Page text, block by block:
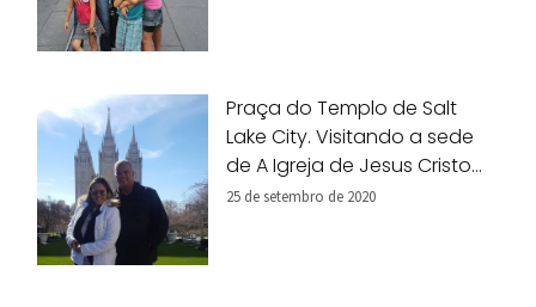
Praça do Templo de Salt
Lake City. Visitando a sede
de A Igreja de Jesus Cristo
dos Santos dos Últimos Dias.
25 de setembro de 2020